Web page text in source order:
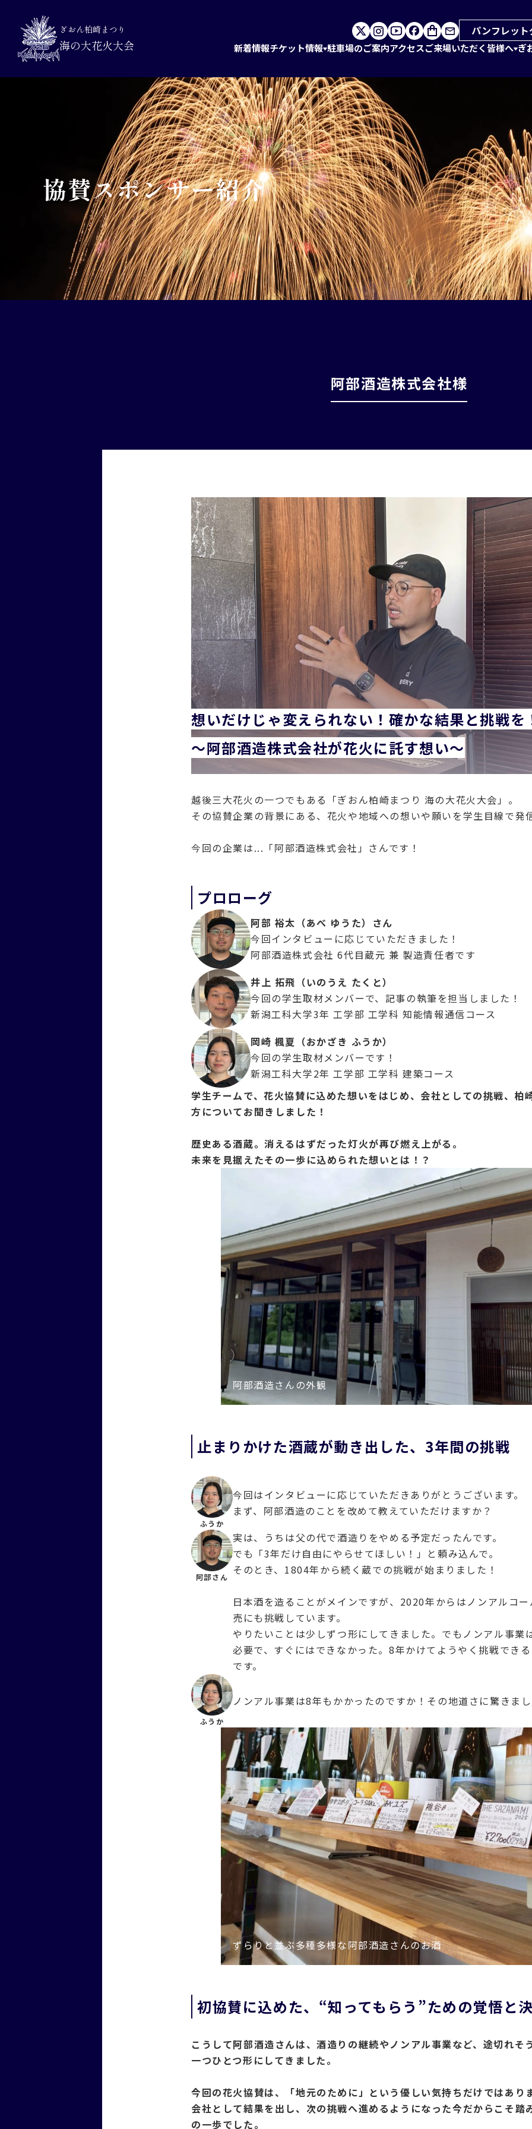
ぎおん柏崎まつり
海の大花火大会
パンフレッ
新着情報チケット情報 駐車場のご案内アクセスご来場いただく皆様へ ぎ
協賛スポンサー紹介
阿部酒造株式会社様
想いだけじゃ変えられない！確かな結果と挑戦を
～阿部酒造株式会社が花火に託す想い～
越後三大花火の一つでもある「ぎおん柏崎まつり 海の大花火大会」。
その協賛企業の背景にある、花火や地域への想いや願いを学生目線で発
今回の企業は...「阿部酒造株式会社」さんです！
プロローグ
阿部 裕太（あべ ゆうた）さん
今回インタビューに応じていただきました！
阿部酒造株式会社 6代目蔵元 兼 製造責任者です
井上 拓飛（いのうえ たくと）
今回の学生取材メンバーで、記事の執筆を担当しました！
新潟工科大学3年 工学部 工学科 知能情報通信コース
岡崎 楓夏（おかざき ふうか）
今回の学生取材メンバーです！
新潟工科大学2年 工学部 工学科 建築コース
学生チームで、花火協賛に込めた想いをはじめ、会社としての挑戦、柏
方についてお聞きしました！
歴史ある酒蔵。消えるはずだった灯火が再び燃え上がる。
未来を見据えたその一歩に込められた想いとは！？
阿部酒造さんの外観
止まりかけた酒蔵が動き出した、3年間の挑戦
ふうか
今回はインタビューに応じていただきありがとうございます。
まず、阿部酒造のことを改めて教えていただけますか？
阿部さん
実は、うちは父の代で酒造りをやめる予定だったんです。
でも「3年だけ自由にやらせてほしい！」と頼み込んで。
そのとき、1804年から続く蔵での挑戦が始まりました！
日本酒を造ることがメインですが、2020年からはノンアルコ
売にも挑戦しています。
やりたいことは少しずつ形にしてきました。でもノンアル事業
必要で、すぐにはできなかった。8年かけてようやく挑戦でき
です。
ふうか
ノンアル事業は8年もかかったのですか！その地道さに驚きま
ずらりと並ぶ多種多様な阿部酒造さんのお酒
初協賛に込めた、“知ってもらう”ための覚悟と
こうして阿部酒造さんは、酒造りの継続やノンアル事業など、途切れそ
一つひとつ形にしてきました。
今回の花火協賛は、「地元のために」という優しい気持ちだけではあり
会社として結果を出し、次の挑戦へ進めるようになった今だからこそ踏
の一歩でした。